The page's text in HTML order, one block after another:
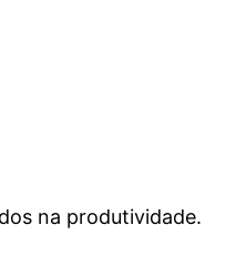
na produtividade.